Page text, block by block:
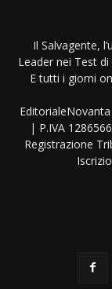
Il Salvagente,
Leader nei Test
E tutti i giorni
| P.IVA
Registrazione